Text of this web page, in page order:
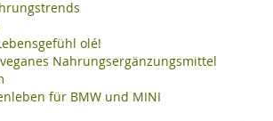
olé!
Nahrungsergänzungsmittel
für BMW und MINI